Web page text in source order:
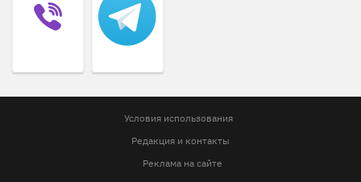
Условия использования
Редакция и контакты
Реклама на сайте